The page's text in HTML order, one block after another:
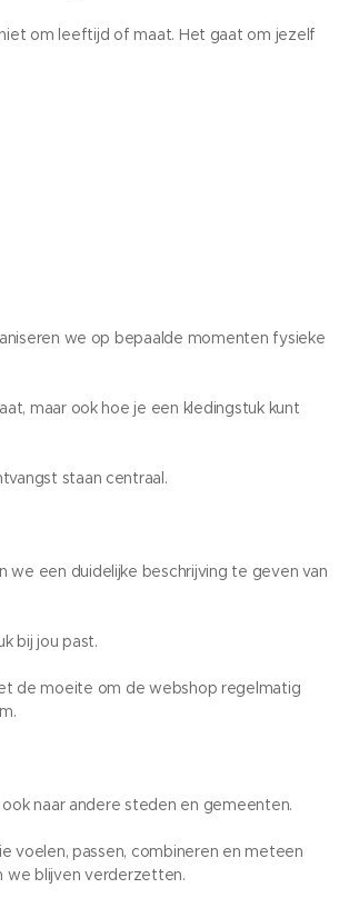
om leeftijd of maat. Het gaat om jezelf
we op bepaalde momenten fysieke
maar ook hoe je een kledingstuk kunt
staan centraal.
we een duidelijke beschrijving te geven van
bij jou past.
de moeite om de webshop regelmatig
naar andere steden en gemeenten.
voelen, passen, combineren en meteen
we blijven verderzetten.